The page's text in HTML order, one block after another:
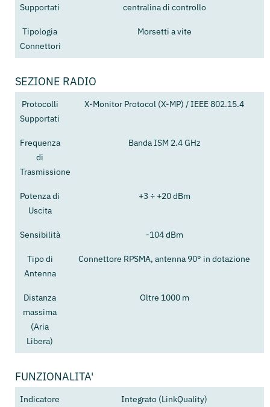
Supportati centralina di controllo
Tipologia
Connettori
Morsetti a vite
SEZIONE RADIO
Protocolli
Supportati
X-Monitor Protocol (X-MP) / IEEE 802.15.4
Frequenza
di
Trasmissione
Banda ISM 2.4 GHz
Potenza di
Uscita
+3 ÷ +20 dBm
Sensibilità -104 dBm
Tipo di
Antenna
Connettore RPSMA, antenna 90° in dotazione
Distanza
massima
(Aria
Libera)
Oltre 1000 m
FUNZIONALITA'
Indicatore
Integrato (LinkQuality)